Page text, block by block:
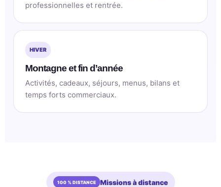
professionnelles et rentrée.
HIVER
Montagne et fin d’année
Activités, cadeaux, séjours, menus, bilans et
temps forts commerciaux.
Missions à distance